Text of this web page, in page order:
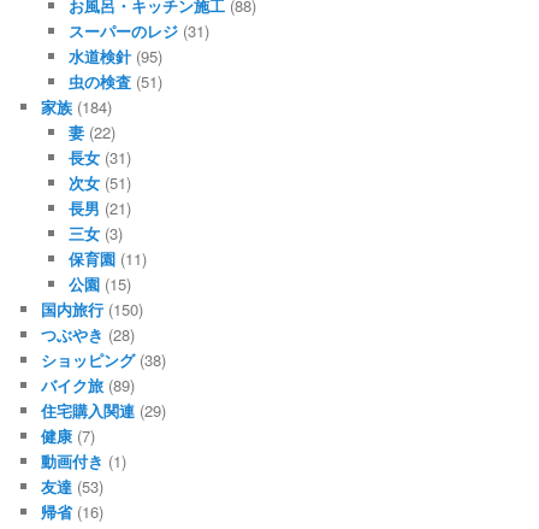
お風呂・キッチン施工(88)
スーパーのレジ(31)
水道検針(95)
虫の検査(51)
家族 (184)
妻(22)
長女(31)
次女(51)
長男 (21)
三女(3)
保育園(11)
公園(15)
国内旅行 (150)
つぶやき (28)
ショッピング(38)
バイク旅 (89)
住宅購入関連 (29)
健康 (7)
動画付き (1)
友達 (53)
帰省(16)